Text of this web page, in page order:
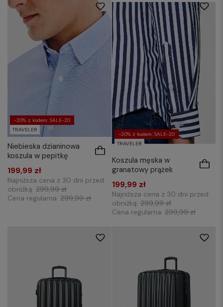
-20% z kodem: SALE-20
TRAVELER
XXL
Niebieska dzianinowa
koszula w pepitkę
199,99 zł
Najniższa cena z 30 dni przed
obniżką: 299,99 zł
Cena regularna: 299,99 zł
-20% z kodem: SALE-20
TRAVELER
XXL 3XL
Koszula męska w
granatowy prążek
199,99 zł
Najniższa cena z 30 dni przed
obniżką:299,99 zł
Cena regularna:299,99 zł